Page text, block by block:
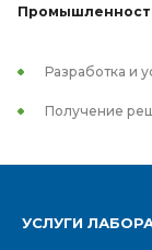
Разработка и
Получение
УСЛУГИ